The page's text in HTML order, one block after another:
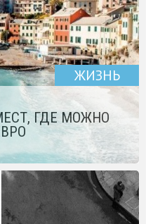
ЖИЗНЬ
ГДЕ МОЖНО